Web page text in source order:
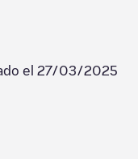
el 27/03/2025